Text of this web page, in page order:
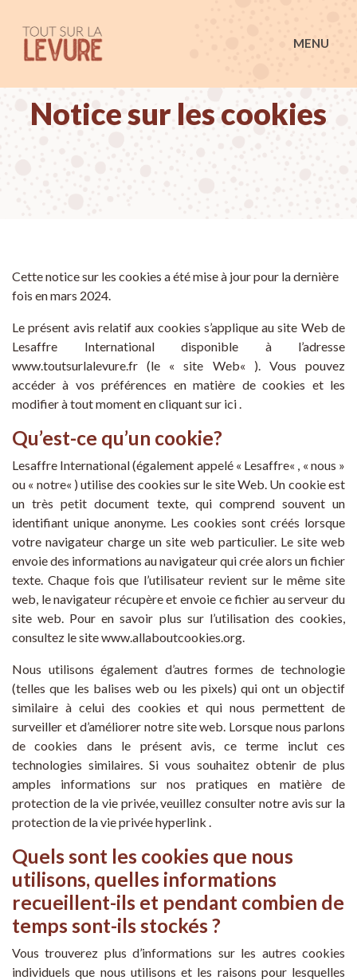
MENU
Notice sur les cookies
Cette notice sur les cookies a été mise à jour pour la dernière
fois enmars 2024.
Le présent avis relatif aux cookies s’applique au site Web de
Lesaffre International disponible à l’adresse
www.toutsurlalevure.fr (le «site Web« ). Vous pouvez
accéder à vos préférences en matière de cookies et les
modifier à tout moment en cliquant sur ici.
Qu’est-ce qu’un cookie?
Lesaffre International (également appelé « Lesaffre« , « nous »
ou « notre« )utilise des cookies sur le site Web. Un cookie est
un très petit document texte, qui comprend souvent un
identifiant unique anonyme. Les cookies sont créés lorsque
votre navigateur charge un site web particulier. Le site web
envoie des informations au navigateur qui crée alors un fichier
texte. Chaque fois que l’utilisateur revient sur le même site
web, le navigateur récupère et envoie ce fichier au serveur du
site web. Pour en savoir plus sur l’utilisation des cookies,
consultez le sitewww.allaboutcookies.org.
Nous utilisons également d’autres formes de technologie
(telles que les balises web ou les pixels) qui ont un objectif
similaire à celui des cookies et qui nous permettent de
surveiller et d’améliorer notre site web. Lorsque nous parlons
de cookies dans le présent avis, ce terme inclut ces
technologies similaires. Si vous souhaitez obtenir de plus
amples informations sur nos pratiques en matière de
protection de la vie privée, veuillez consulter notre avis sur la
protection de la vie privéehyperlink .
Quels sont les cookies que nous
utilisons, quelles informations
recueillent-ils et pendant combien de
temps sont-ils stockés ?
Vous trouverez plus d’informations sur les autres cookies
individuels que nous utilisons et les raisons pour lesquelles